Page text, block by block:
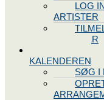
LOG
ARTISTER
ARTISTER
KALENDEREN
SØG I